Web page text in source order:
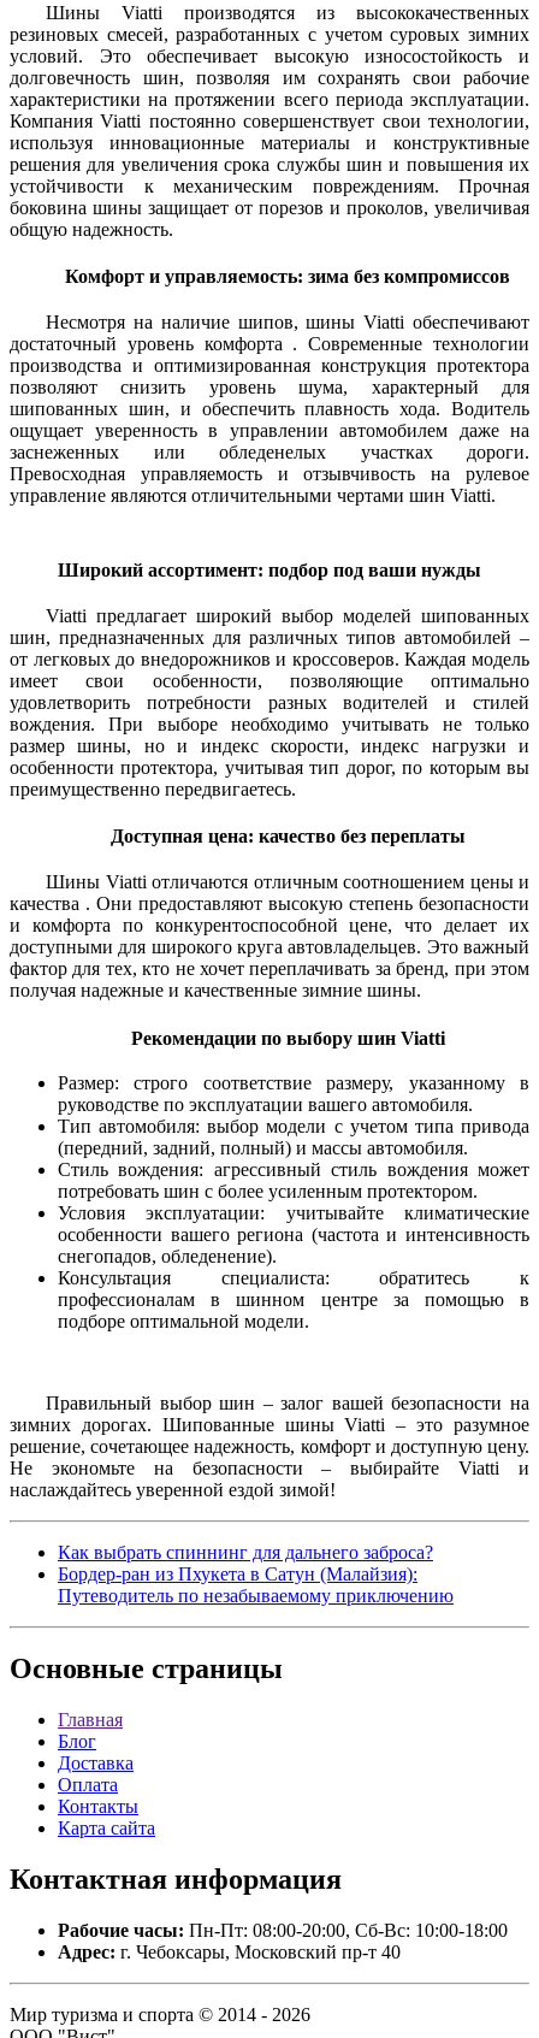
Шины Viatti производятся из высококачественных
резиновых смесей, разработанных с учетом суровых зимних
условий. Это обеспечивает высокую износостойкость и
долговечность шин, позволяя им сохранять свои рабочие
характеристики на протяжении всего периода эксплуатации.
Компания Viatti постоянно совершенствует свои технологии,
используя инновационные материалы и конструктивные
решения для увеличения срока службы шин и повышения их
устойчивости к механическим повреждениям. Прочная
боковина шины защищает от порезов и проколов, увеличивая
общую надежность.
Комфорт и управляемость: зима без компромиссов
Несмотря на наличие шипов, шины Viatti обеспечивают
достаточный уровень комфорта . Современные технологии
производства и оптимизированная конструкция протектора
позволяют снизить уровень шума, характерный для
шипованных шин, и обеспечить плавность хода. Водитель
ощущает уверенность в управлении автомобилем даже на
заснеженных или обледенелых участках дороги.
Превосходная управляемость и отзывчивость на рулевое
управление являются отличительными чертами шин Viatti.
Широкий ассортимент: подбор под ваши нужды
Viatti предлагает широкий выбор моделей шипованных
шин, предназначенных для различных типов автомобилей –
от легковых до внедорожников и кроссоверов. Каждая модель
имеет свои особенности, позволяющие оптимально
удовлетворить потребности разных водителей и стилей
вождения. При выборе необходимо учитывать не только
размер шины, но и индекс скорости, индекс нагрузки и
особенности протектора, учитывая тип дорог, по которым вы
преимущественно передвигаетесь.
Доступная цена: качество без переплаты
Шины Viatti отличаются отличным соотношением цены и
качества . Они предоставляют высокую степень безопасности
и комфорта по конкурентоспособной цене, что делает их
доступными для широкого круга автовладельцев. Это важный
фактор для тех, кто не хочет переплачивать за бренд, при этом
получая надежные и качественные зимние шины.
Рекомендации по выбору шин Viatti
Размер: строго соответствие размеру, указанному в
руководстве по эксплуатации вашего автомобиля.
Тип автомобиля: выбор модели с учетом типа привода
(передний, задний, полный) и массы автомобиля.
Стиль вождения: агрессивный стиль вождения может
потребовать шин с более усиленным протектором.
Условия эксплуатации: учитывайте климатические
особенности вашего региона (частота и интенсивность
снегопадов, обледенение).
Консультация специалиста: обратитесь к
профессионалам в шинном центре за помощью в
подборе оптимальной модели.
Правильный выбор шин – залог вашей безопасности на
зимних дорогах. Шипованные шины Viatti – это разумное
решение, сочетающее надежность, комфорт и доступную цену.
Не экономьте на безопасности – выбирайте Viatti и
наслаждайтесь уверенной ездой зимой!
Как выбрать спиннинг для дальнего заброса?
Бордер-ран из Пхукета в Сатун (Малайзия):
Путеводитель по незабываемому приключению
Основные страницы
Главная
Блог
Доставка
Оплата
Контакты
Карта сайта
Контактная информация
Рабочие часы: Пн-Пт: 08:00-20:00, Сб-Вс: 10:00-18:00
Адрес: г. Чебоксары, Московский пр-т 40
Мир туризма и спорта © 2014 - 2026